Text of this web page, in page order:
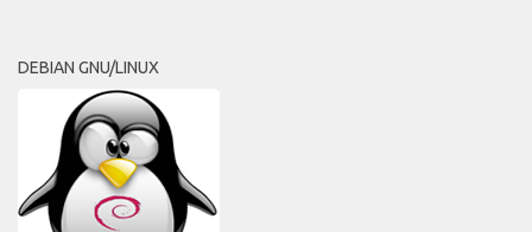
DEBIAN GNU/LINUX